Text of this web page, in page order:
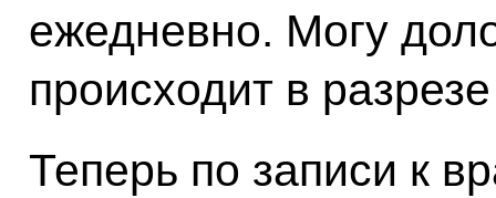
ежедневно. Могу
происходит в
Теперь по записи к